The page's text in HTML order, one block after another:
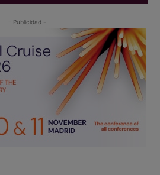
- Publicidad -